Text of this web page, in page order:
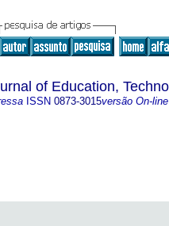
of Education,
ISSN 0873-3015versão On-line